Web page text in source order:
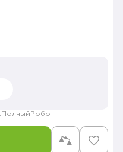
Полный Робот